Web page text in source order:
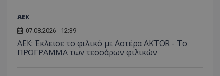
ΑEK
07.08.2026 - 12:39
ΑΕΚ: Έκλεισε το φιλικό με Αστέρα AKTOR - Το
ΠΡΟΓΡΑΜΜΑ των τεσσάρων φιλικών